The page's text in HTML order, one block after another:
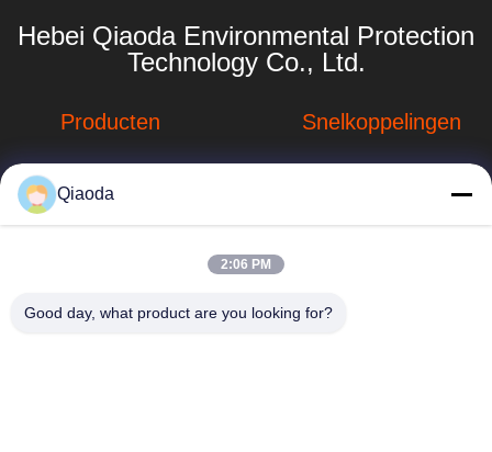
Hebei Qiaoda Environmental Protection
Technology Co., Ltd.
Producten
Stofverzamelsystemen
Stofopvangsystemen
hbkedacc@gmail.com
8188867
Snelkoppelingen
Bedrijfprofiel
Qiaoda
2:06 PM
Good day, what product are you looking for?